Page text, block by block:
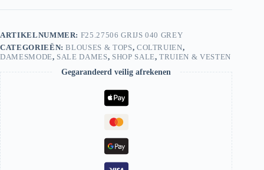
Grey
ARTIKELNUMMER: F25.27506 GRIJS 040 GREY
CATEGORIEËN:BLOUSES & TOPS, COLTRUIEN,
DAMESMODE, SALE DAMES, SHOP SALE,TRUIEN & VESTEN
Gegarandeerd veilig afrekenen